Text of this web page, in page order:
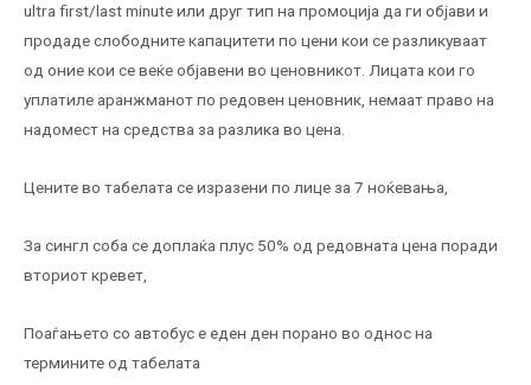
ultra first/last minute или друг тип на промоција да ги објави и
продаде слободните капацитети по цени кои се разликуваат
од оние кои се веќе објавени во ценовникот. Лицата кои го
уплатиле аранжманот по редовен ценовник, немаат право на
надомест на средства за разлика во цена.
Цените во табелата се изразени по лице за 7 ноќевања,
За сингл соба се доплаќа плус 50% од редовната цена поради
вториот кревет,
Поаѓањето со автобус е еден ден порано во однос на
термините од табелата